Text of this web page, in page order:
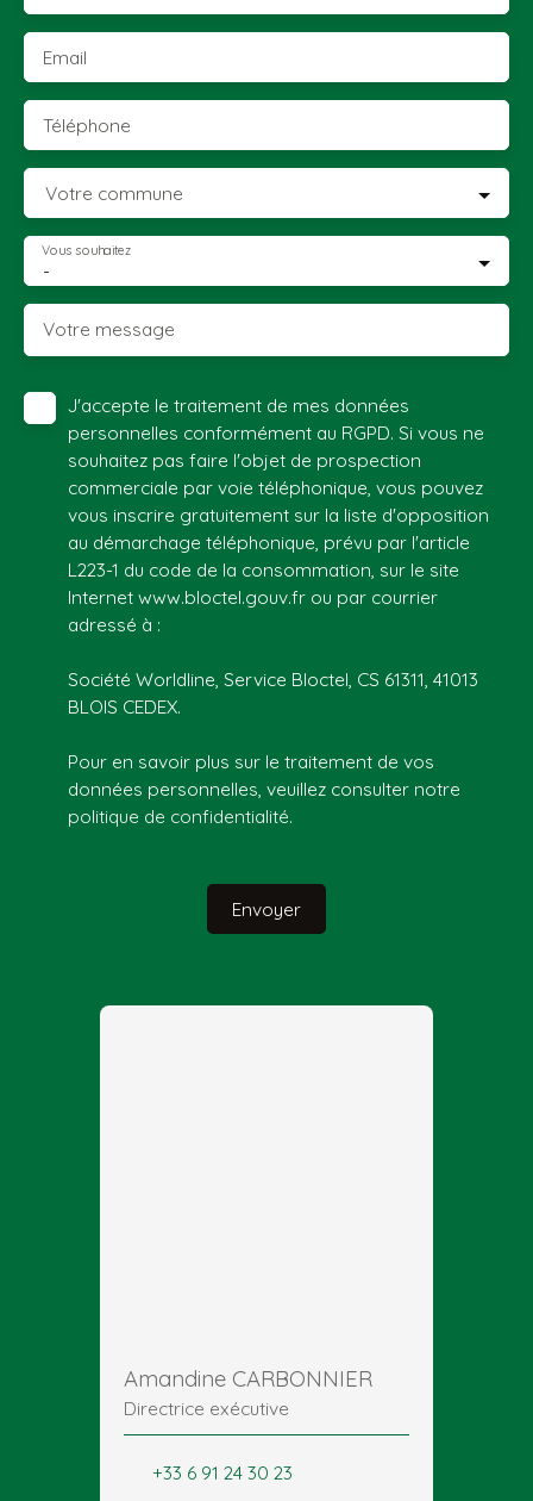
Email
Téléphone
Votre commune
-
Vous souhaitez
Votre message
J'accepte le traitement de mes données
personnelles conformément au RGPD. Si vous ne
souhaitez pas faire l'objet de prospection
commerciale par voie téléphonique, vous pouvez
vous inscrire gratuitement sur la liste d'opposition
au démarchage téléphonique, prévu par l'article
L223-1 du code de la consommation, sur le site
Internet www.bloctel.gouv.fr ou par courrier
adressé à :
Société Worldline, Service Bloctel, CS 61311, 41013
BLOIS CEDEX.
Pour en savoir plus sur le traitement de vos
données personnelles, veuillez consulter notre
politique de confidentialité.
Envoyer
Amandine CARBONNIER
Directrice exécutive
+33 6 91 24 30 23